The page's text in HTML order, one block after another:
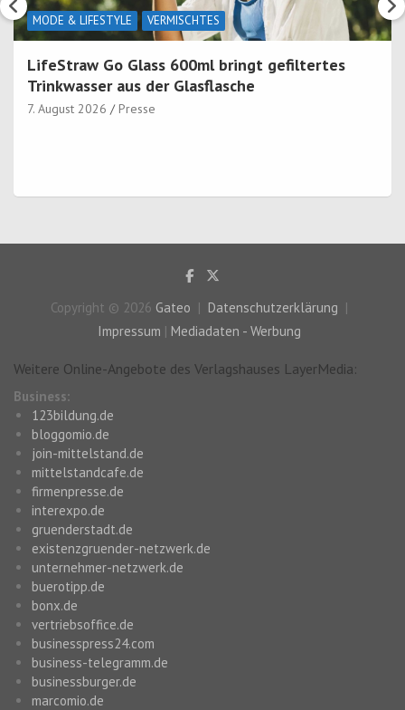
MODE & LIFESTYLE VERMISCHTES
LifeStraw Go Glass 600ml bringt gefiltertes
Trinkwasser aus der Glasflasche
7. August 2026 Presse
Copyright © 2026 Gateo
Datenschutzerklärung
Impressum | Mediadaten - Werbung
Weitere Online-Angebote des Verlagshauses LayerMedia:
Business:
123bildung.de
bloggomio.de
join-mittelstand.de
mittelstandcafe.de
firmenpresse.de
interexpo.de
gruenderstadt.de
existenzgruender-netzwerk.de
unternehmer-netzwerk.de
buerotipp.de
bonx.de
vertriebsoffice.de
businesspress24.com
business-telegramm.de
businessburger.de
marcomio.de